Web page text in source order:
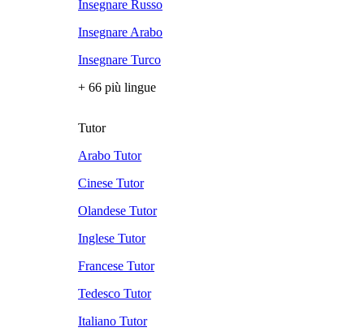
Insegnare Russo
Insegnare Arabo
Insegnare Turco
+ 66 più lingue
Tutor
Arabo Tutor
Cinese Tutor
Olandese Tutor
Inglese Tutor
Francese Tutor
Tedesco Tutor
Italiano Tutor